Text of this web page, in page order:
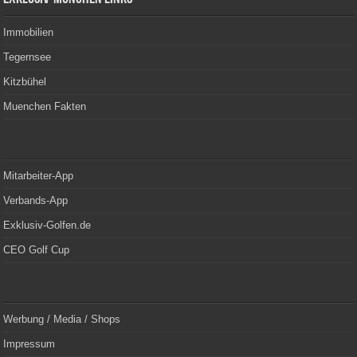
Immobilien
Tegernsee
Kitzbühel
Muenchen Fakten
Mitarbeiter-App
Verbands-App
Exklusiv-Golfen.de
CEO Golf Cup
Werbung / Media / Shops
Impressum